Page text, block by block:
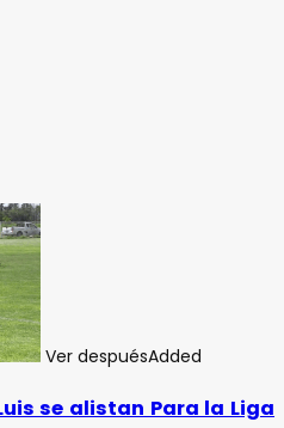
Ver despuésAdded
se alistan Para la Liga